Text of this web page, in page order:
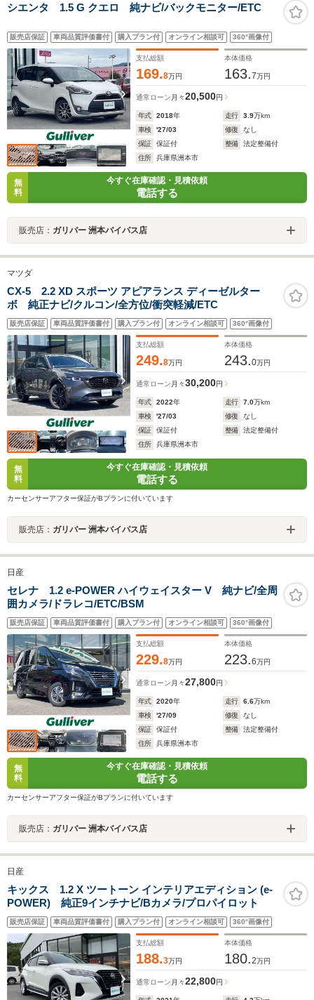
シエンタ 1.5 G クエロ 純ナビ/バックモニター/ETC
販売店保証 車両品質評価書付 購入プラン付 オンライン相談可 360°画像付
支払総額
169.8万円
本体価格
163.7万円
通常ローン 月々20,500円
年式 2018年 走行 3.9万km
車検
'27/03 修復
なし
保証
保証付 整備
法定整備付
住所
兵庫県洲本市
無
料
今すぐ在庫確認・見積依頼
電話する
販売店： ガリバー 洲本バイパス店
マツダ
CX-5 2.2 XD スポーツ アピアランス ディーゼルター
ボ 純正ナビ/クルコン/全方位/衝突軽減/ETC
販売店保証 車両品質評価書付 購入プラン付 オンライン相談可 360°画像付
支払総額
249.8万円
本体価格
243.0万円
通常ローン 月々30,200円
年式 2022年 走行 7.0万km
車検
'27/03 修復
なし
保証
保証付 整備
法定整備付
住所
兵庫県洲本市
無
料
今すぐ在庫確認・見積依頼
電話する
カーセンサーアフター保証がBプランに付いています
販売店： ガリバー 洲本バイパス店
日産
セレナ 1.2 e-POWER ハイウェイスター V 純ナビ/全周
囲カメラ/ドラレコ/ETC/BSM
販売店保証 車両品質評価書付 購入プラン付 オンライン相談可 360°画像付
支払総額
229.8万円
本体価格
223.6万円
通常ローン 月々27,800円
年式 2020年 走行 6.6万km
車検
'27/09 修復
なし
保証
保証付 整備
法定整備付
住所
兵庫県洲本市
無
料
今すぐ在庫確認・見積依頼
電話する
カーセンサーアフター保証がBプランに付いています
販売店： ガリバー 洲本バイパス店
日産
キックス 1.2 X ツートーン インテリアエディション (e-
POWER) 純正9インチナビ/Bカメラ/プロパイロット
販売店保証 車両品質評価書付 購入プラン付 オンライン相談可 360°画像付
支払総額
188.3万円
本体価格
180.2万円
通常ローン 月々22,800円